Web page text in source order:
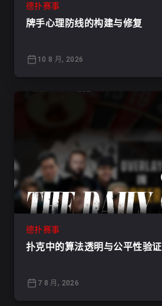
德扑赛事
牌手心理防线的构建与修复
10 8 月, 2026
德扑赛事
扑克中的算法透明与公平性验证
7 8 月, 2026